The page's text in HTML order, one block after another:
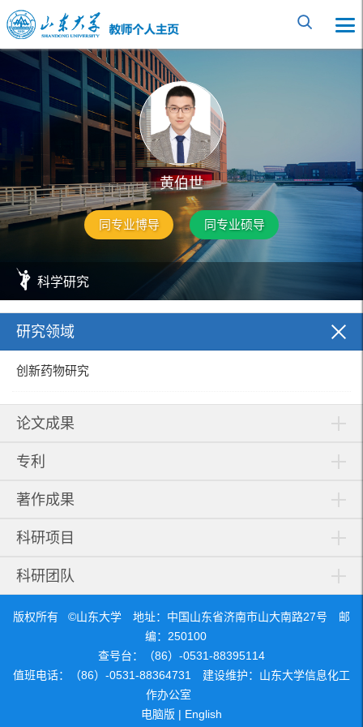
黄伯世
同专业博导 同专业硕导
科学研究
研究领域
创新药物研究
论文成果
专利
著作成果
科研项目
科研团队
版权所有 ©山东大学 地址：中国山东省济南市山大南路27号 邮
编：250100
查号台：（86）-0531-88395114
值班电话：（86）-0531-88364731 建设维护：山东大学信息化工
作办公室
电脑版 | English